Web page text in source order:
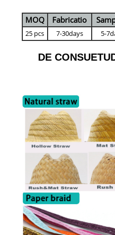
MOQ Fabricatio
25 pcs 7-30days 5-
DE